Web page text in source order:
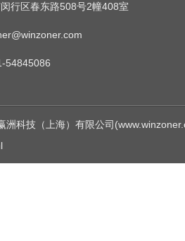
行区春东路508号2幢408室
54845086
洲科技（上海）有限公司